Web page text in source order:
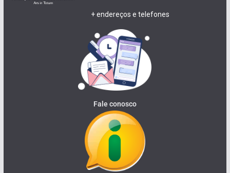
+ endereços e telefones
Fale conosco